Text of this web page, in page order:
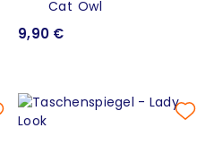
9,90 €